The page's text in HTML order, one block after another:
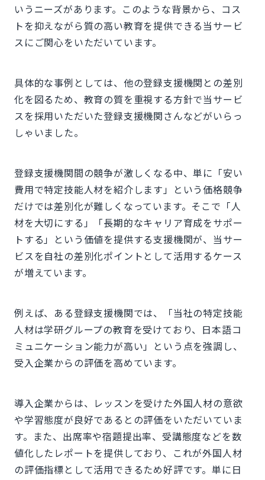
いうニーズがあります。このような背景から、コス
トを抑えながら質の高い教育を提供できる当サービ
スにご関心をいただいています。
具体的な事例としては、他の登録支援機関との差別
化を図るため、教育の質を重視する方針で当サービ
スを採用いただいた登録支援機関さんなどがいらっ
しゃいました。
登録支援機関間の競争が激しくなる中、単に「安い
費用で特定技能人材を紹介します」という価格競争
だけでは差別化が難しくなっています。そこで「人
材を大切にする」「長期的なキャリア育成をサポー
トする」という価値を提供する支援機関が、当サー
ビスを自社の差別化ポイントとして活用するケース
が増えています。
例えば、ある登録支援機関では、「当社の特定技能
人材は学研グループの教育を受けており、日本語コ
ミュニケーション能力が高い」という点を強調し、
受入企業からの評価を高めています。
導入企業からは、レッスンを受けた外国人材の意欲
や学習態度が良好であるとの評価をいただいていま
す。また、出席率や宿題提出率、受講態度などを数
値化したレポートを提供しており、これが外国人材
の評価指標として活用できるため好評です。単に日